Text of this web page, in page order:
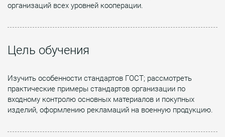
организаций всех уровней кооперации.
Цель обучения
Изучить особенности стандартов ГОСТ; рассмотреть
практические примеры стандартов организации по
входному контролю основных материалов и покупных
изделий, оформлению рекламаций на военную продукцию.